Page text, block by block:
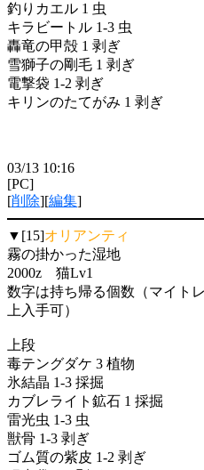
釣りカエル 1 虫
キラビートル 1-3 虫
轟竜の甲殻 1 剥ぎ
雪獅子の剛毛 1 剥ぎ
電撃袋 1-2 剥ぎ
キリンのたてがみ 1 剥ぎ
03/13 10:16
[PC]
[削除][編集]
▼[15]オリアンティ
霧の掛かった湿地
2000z 猫Lv1
数字は持ち帰る個数（マイト
上入手可）
上段
毒テングダケ 3 植物
氷結晶 1-3 採掘
カブレライト鉱石 1 採掘
雷光虫 1-3 虫
獣骨 1-3 剥ぎ
ゴム質の紫皮 1-2 剥ぎ